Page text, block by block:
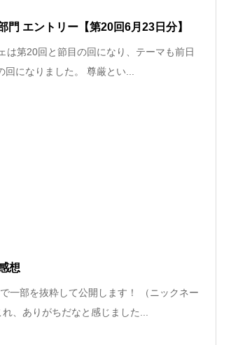
門 エントリー【第20回6月23日分】
は第20回と節目の回になり、テーマも前日
回になりました。 尊厳とい...
想
一部を抜粋して公開します！ （ニックネー
、ありがちだなと感じました...